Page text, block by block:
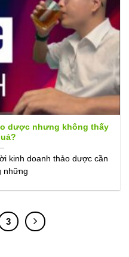
dược nhưng không thấy
kinh doanh thảo dược cần
những
3